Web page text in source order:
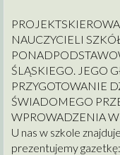
NAUCZYCIELI
ŚLĄSKIEGO. JEGO
PRZYGOTOWANIE
ŚWIADOMEGO
WPROWADZENIA
U nas w szkole
prezentujemy